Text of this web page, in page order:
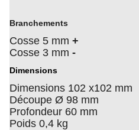
Branchements
Cosse 5 mm +
Cosse 3 mm -
Dimensions
Dimensions 102 x102 mm
Découpe Ø 98 mm
Profondeur 60 mm
Poids 0,4 kg